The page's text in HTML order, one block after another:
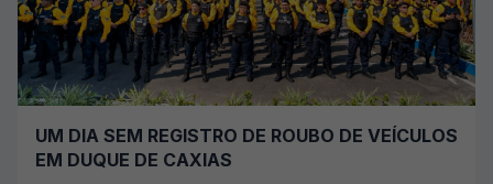
UM DIA SEM REGISTRO DE ROUBO DE VEÍCULOS
EM DUQUE DE CAXIAS